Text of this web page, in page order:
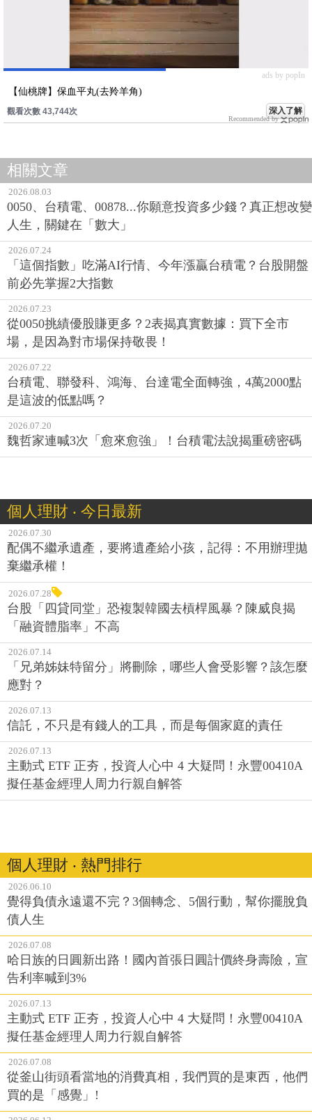
ads by popIn
【仙桃牌】保血平丸(去羚羊角)
觀看次數 43,744次 深入了解
Recommended by
相關文章
2026.08.03
0050、台積電、00878...你願意投資多少錢？真正想改變
人生，關鍵在「數大」
2026.07.24
「這個指數」吃滿AI行情、今年漲贏台積電？台股開盤
前必先掌握2大指數
2026.07.23
從0050挑績優股賺更多？2表揭真實數據：買下全市
場，是因為對市場保持敬畏！
2026.07.22
台積電、聯發科、鴻海、台達電全面轉強，4萬2000點
是這波的低點嗎？
2026.07.20
魏哲家連喊3次「愈來愈強」！台積電法說揭重磅密碼
個人理財 ‧ 今日最新
2026.07.30
配偶不繼承遺產，要將遺產給小孩，記得：不用辦理拋
棄繼承權！
2026.07.28
台股「四貸同堂」恐複製韓國去槓桿風暴？陳威良揭
「融資體脂率」不高
2026.07.14
「兄弟姊妹特留分」將刪除，哪些人會受影響？該怎麼
應對？
2026.07.13
信託，不只是有錢人的工具，而是每個家庭的責任
2026.07.13
主動式 ETF 正夯，投資人心中 4 大疑問！永豐00410A
擬任基金經理人周力行親自解答
個人理財 ‧ 熱門排行
2026.06.10
覺得負債永遠還不完？3個轉念、5個行動，幫你擺脫負
債人生
2026.07.08
哈日族的日圓新出路！國內首張日圓計價終身壽險，宣
告利率喊到3%
2026.07.13
主動式 ETF 正夯，投資人心中 4 大疑問！永豐00410A
擬任基金經理人周力行親自解答
2026.07.08
從釜山街頭看當地的消費真相，我們買的是東西，他們
買的是「感覺」!